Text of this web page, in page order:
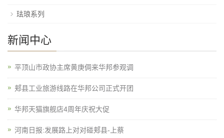
珐琅系列
新闻中心
平顶山市政协主席黄庚倜来华邦参观调
郏县工业旅游线路在华邦公司正式开团
华邦天猫旗舰店4周年庆祝大促
河南日报:发展路上对对碰郏县-上蔡